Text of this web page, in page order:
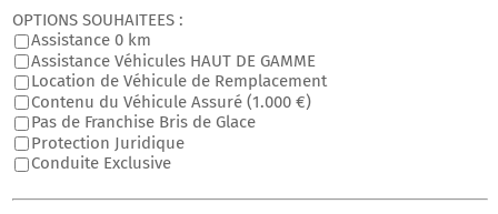
OPTIONS SOUHAITEES :
Assistance 0 km
Assistance Véhicules HAUT DE GAMME
Location de Véhicule de Remplacement
Contenu du Véhicule Assuré (1.000 €)
Pas de Franchise Bris de Glace
Protection Juridique
Conduite Exclusive